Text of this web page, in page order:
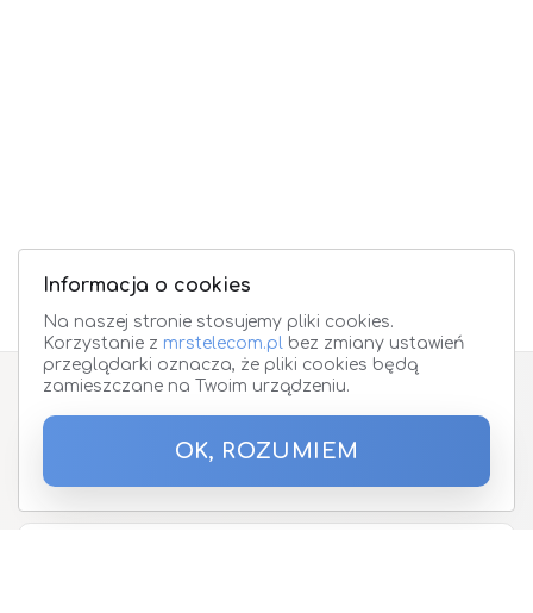
Zapisz się do Newslettera
Podaj proszę adres email
Informacja o cookies
Na naszej stronie stosujemy pliki cookies.
Korzystanie z mrstelecom.pl bez zmiany ustawień
przeglądarki oznacza, że pliki cookies będą
zamieszczane na Twoim urządzeniu.
OK, ROZUMIEM